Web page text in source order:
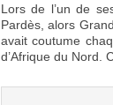
Lors de l’un de
Pardès, alors
avait coutume
d’Afrique du Nord.